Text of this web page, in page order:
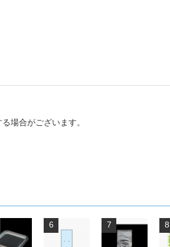
場合がございます。
6 7 8